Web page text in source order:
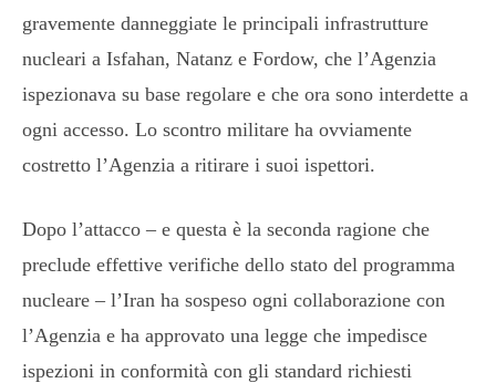
gravemente danneggiate le principali infrastrutture
nucleari a Isfahan, Natanz e Fordow, che l’Agenzia
ispezionava su base regolare e che ora sono interdette a
ogni accesso. Lo scontro militare ha ovviamente
costretto l’Agenzia a ritirare i suoi ispettori.
Dopo l’attacco – e questa è la seconda ragione che
preclude effettive verifiche dello stato del programma
nucleare – l’Iran ha sospeso ogni collaborazione con
l’Agenzia e ha approvato una legge che impedisce
ispezioni in conformità con gli standard richiesti